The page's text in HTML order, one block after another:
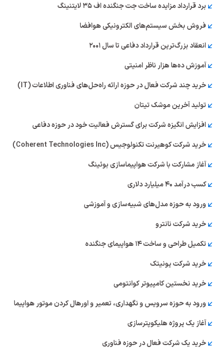
برد قرارداد مزایده ساخت جت جنگنده اف ۳۵ لایتنینگ
فروش بخش سیستم‌های الکترونیکی هوافضا
انعقاد بزرگ‌ترین قرارداد دفاعی تا سال ۲۰۰۱
آموزش ده‌ها هزار ناظر امنیتی
خرید چند شرکت فعال در حوزه ارائه راه‌حل‌های فناوری اطلاعات (IT)
تولید آخرین موشک تیتان
افزایش انگیزه شرکت برای گسترش فعالیت خود در حوزه دفاعی
خرید شرکت کوهیرنت تکنولوجیس (Coherent Technologies Inc)
آغاز مشارکت با شرکت هواپیماسازی بوئینگ
کسب درآمد ۴۰ میلیارد دلاری
ورود به حوزه مدل‌های شبیه‌سازی و آموزشی
خرید شرکت نانترو
تکمیل طراحی و ساخت ۱۴ هواپیمای جنگنده
خرید شرکت یونیتک
خرید نخستین کامپیوتر کوانتومی
ورود به حوزه سرویس و نگهداری، تعمیر و اورهال کردن موتور هواپیما
آغاز یک پروژه هلیکوپترسازی
خرید یک شرکت فعال در حوزه فناوری